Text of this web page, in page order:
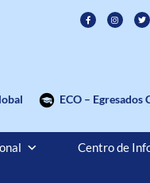
ECO – Egresados
Centro de